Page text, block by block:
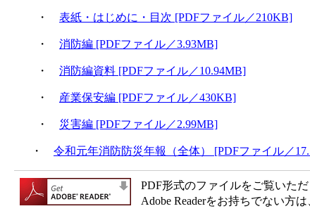
・ 表紙・はじめに・目次 [PDFファイル／210KB]
・ 消防編 [PDFファイル／3.93MB]
・ 消防編資料 [PDFファイル／10.94MB]
・ 産業保安編 [PDFファイル／430KB]
・ 災害編 [PDFファイル／2.99MB]
・ 令和元年消防防災年報（全体） [PDFファイル／
PDF形式のファイルをご覧いただ
Adobe Readerをお持ちでない方